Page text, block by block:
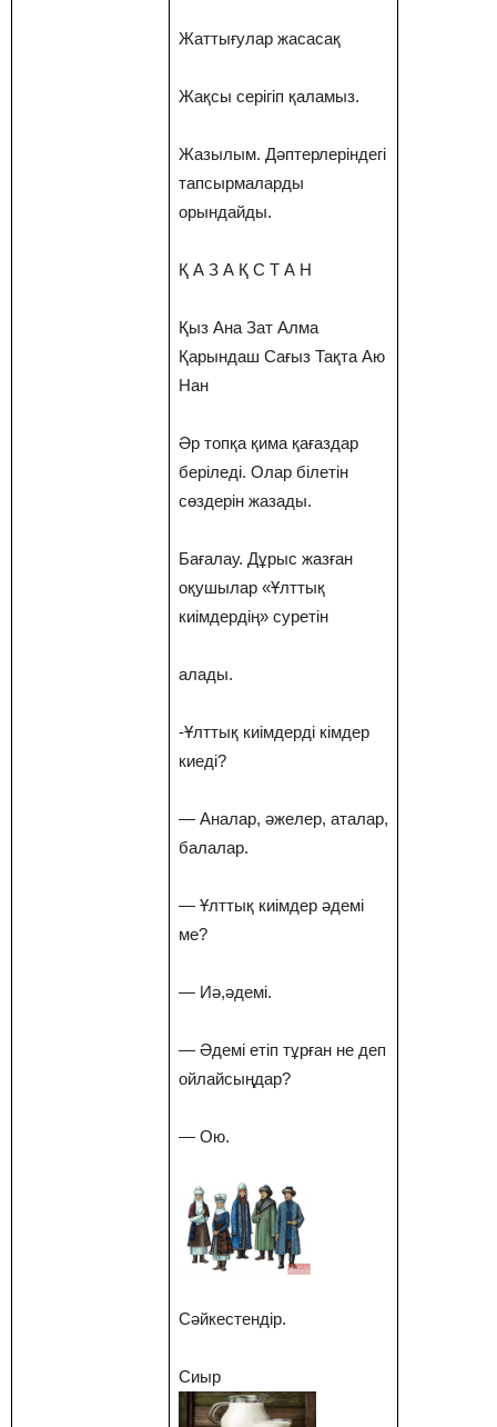
Жаттығулар жасасақ
Жақсы серігіп қаламыз.
Жазылым. Дәптерлеріндегі
тапсырмаларды
орындайды.
Қ А З А Қ С Т А Н
Қыз Ана Зат Алма
Қарындаш Сағыз Тақта Аю
Нан
Әр топқа қима қағаздар
беріледі. Олар білетін
сөздерін жазады.
Бағалау. Дұрыс жазған
оқушылар «Ұлттық
киімдердің» суретін
алады.
-Ұлттық киімдерді кімдер
киеді?
— Аналар, әжелер, аталар,
балалар.
— Ұлттық киімдер әдемі
ме?
— Иә,әдемі.
— Әдемі етіп тұрған не деп
ойлайсыңдар?
— Ою.
Сәйкестендір.
Сиыр